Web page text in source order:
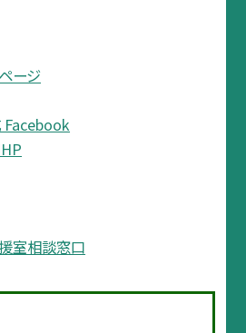
ージ
Facebook
室相談窓口